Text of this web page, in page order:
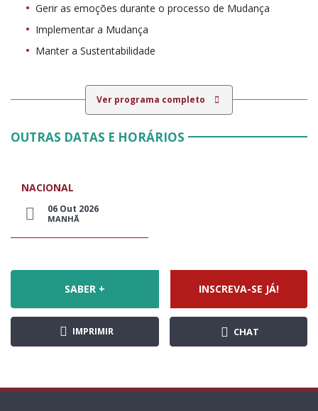
Gerir as emoções durante o processo de Mudança
Implementar a Mudança
Manter a Sustentabilidade
Ver programa completo
OUTRAS DATAS E HORÁRIOS
NACIONAL
06 Out 2026
MANHÃ
SABER + INSCREVA-SE JÁ!
IMPRIMIR CHAT